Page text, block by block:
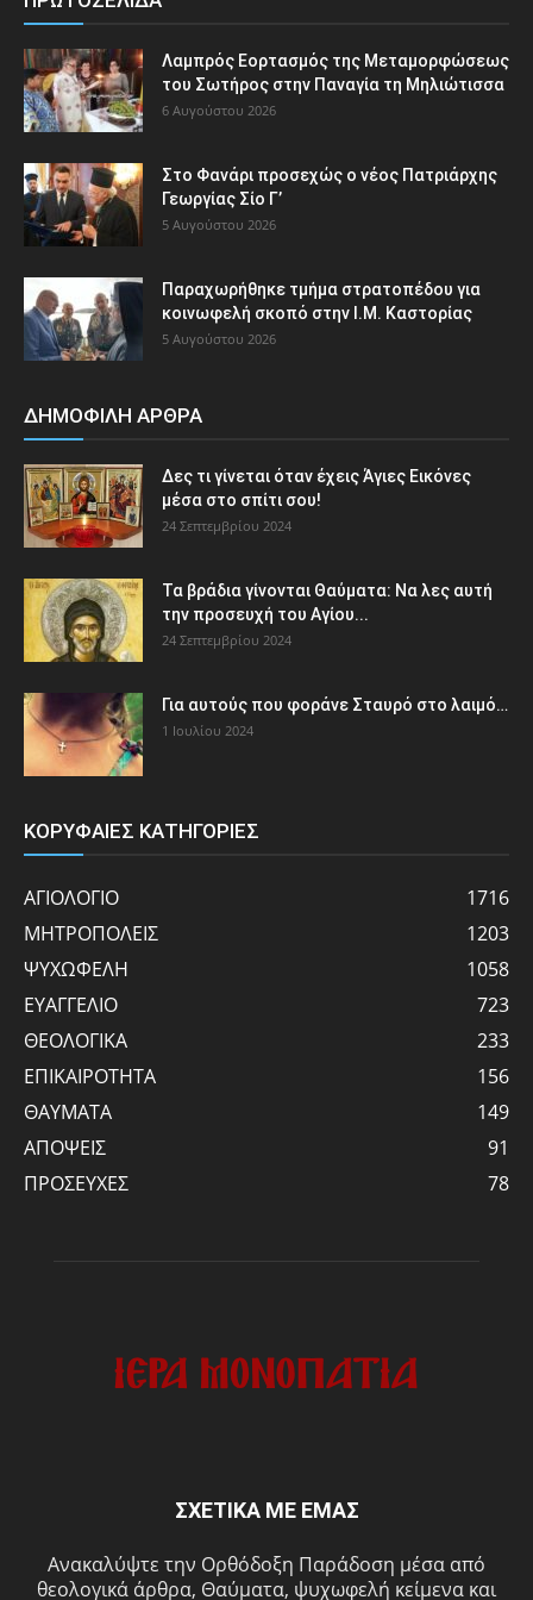
Λαμπρός Εορτασμός της Μεταμορφώσεως
του Σωτήρος στην Παναγία τη Μηλιώτισσα
6 Αυγούστου 2026
Στο Φανάρι προσεχώς ο νέος Πατριάρχης
Γεωργίας Σίο Γ’
5 Αυγούστου 2026
Παραχωρήθηκε τμήμα στρατοπέδου για
κοινωφελή σκοπό στην Ι.Μ. Καστορίας
5 Αυγούστου 2026
ΔΗΜΟΦΙΛΗ ΑΡΘΡΑ
Δες τι γίνεται όταν έχεις Άγιες Εικόνες
μέσα στο σπίτι σου!
24 Σεπτεμβρίου 2024
Τα βράδια γίνονται Θαύματα: Να λες αυτή
την προσευχή του Αγίου...
24 Σεπτεμβρίου 2024
Για αυτούς που φοράνε Σταυρό στο λαιμό…
1 Ιουλίου 2024
ΚΟΡΥΦΑΙΕΣ ΚΑΤΗΓΟΡΙΕΣ
ΑΓΙΟΛΟΓΙΟ
1716
ΜΗΤΡΟΠΟΛΕΙΣ
1203
ΨΥΧΩΦΕΛΗ
1058
ΕΥΑΓΓΕΛΙΟ
723
ΘΕΟΛΟΓΙΚΑ
233
ΕΠΙΚΑΙΡΟΤΗΤΑ
156
ΘΑΥΜΑΤΑ
149
ΑΠΟΨΕΙΣ
91
ΠΡΟΣΕΥΧΕΣ
78
ΣΧΕΤΙΚΑ ΜΕ ΕΜΑΣ
Ανακαλύψτε την Ορθόδοξη Παράδοση μέσα από
θεολογικά άρθρα, Θαύματα, ψυχωφελή κείμενα και